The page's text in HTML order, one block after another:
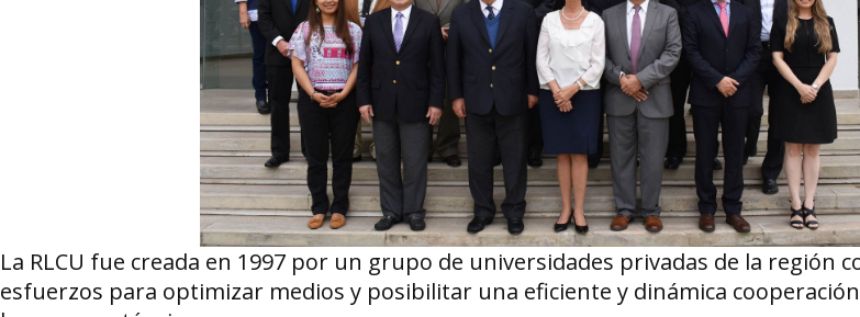
La RLCU fue creada en 1997 por un grupo de universidades privadas de la región
esfuerzos para optimizar medios y posibilitar una eficiente y dinámica